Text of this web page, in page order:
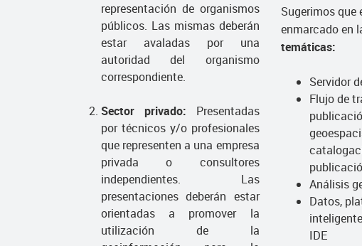
representación de organismos
públicos. Las mismas deberán
estar avaladas por una
autoridad del organismo
correspondiente.
Sector privado: Presentadas
por técnicos y/o profesionales
que representen a una empresa
privada o consultores
independientes. Las
presentaciones deberán estar
orientadas a promover la
utilización de la
Sugerimos que
enmarcado en
temáticas:
Servidor
Flujo de
Análisis
Datos,
IDE